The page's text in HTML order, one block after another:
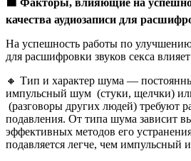
качества аудиозаписи для
На успешность работы по улучшению
для расшифровки звуков секса
🔸 Тип и характер шума —
импульсный шум (стуки, щелчки)
(разговоры других людей) требуют
подавления. От типа шума зависит
эффективных методов его
подавляется легче, чем импульсный